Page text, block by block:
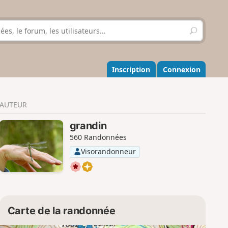
R
e
h
e
r
r
Inscription Connexion
AUTEUR
grandin
560 Randonnées
Visorandonneur
Carte de la randonnée